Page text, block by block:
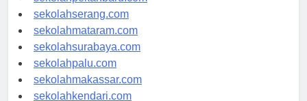
sekolahpekanbaru.com
sekolahserang.com
sekolahmataram.com
sekolahsurabaya.com
sekolahpalu.com
sekolahmakassar.com